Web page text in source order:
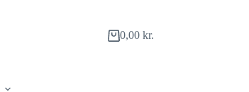
Indkøbskurv
0,00 kr.